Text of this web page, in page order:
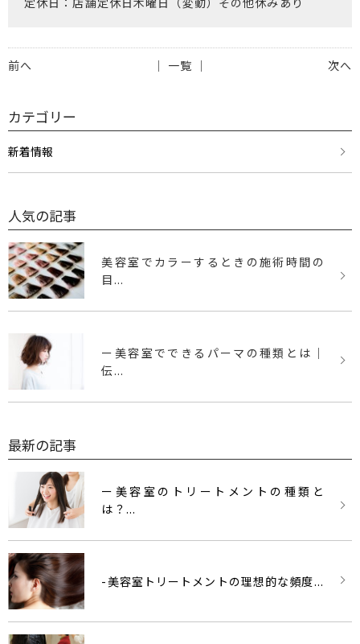
前へ 次へ
│ 一覧 │
カテゴリー
新着情報
人気の記事
美容室でカラーするときの施術時間の
目...
ー美容室でできるパーマの種類とは｜
伝...
最新の記事
ー美容室のトリートメントの種類と
は？...
-美容室トリートメントの理想的な頻度...